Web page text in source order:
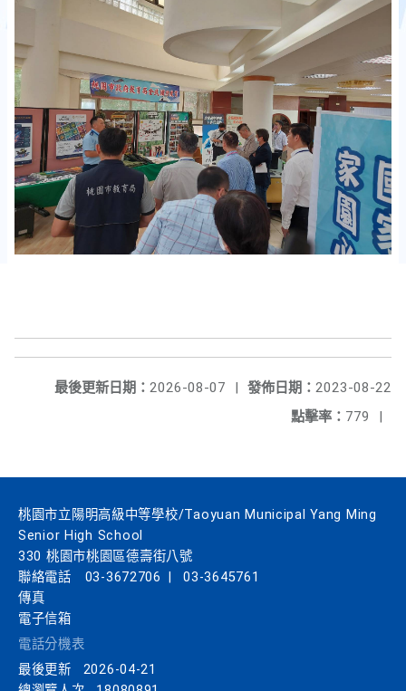
發佈日期： 2023-08-22
最後更新日期： 2026-08-07
|
點擊率： 779 |
桃園市立陽明高級中等學校/Taoyuan Municipal Yang Ming
Senior High School
330 桃園市桃園區德壽街八號
聯絡電話
03-3672706
03-3645761
傳真
電子信箱
電話分機表
最後更新
2026-04-21